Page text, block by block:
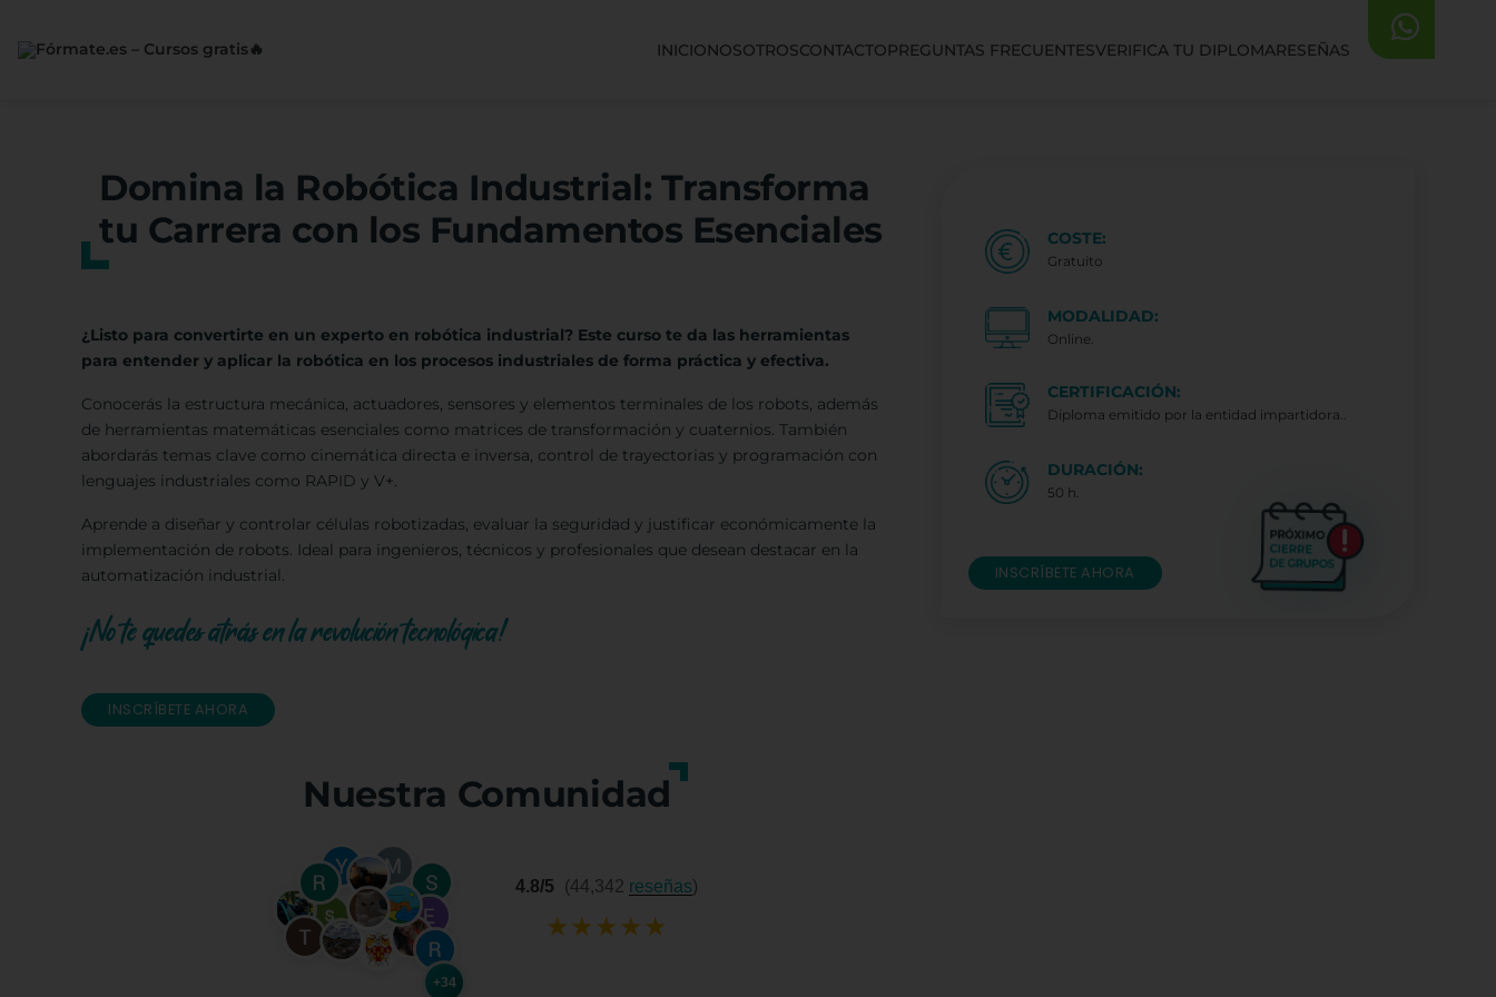
INICIONOSOTROSCONTACTOPREGUNTAS FRECUENTESVERIFICA TU DIPLOMARESEÑAS
Domina la Robótica Industrial: Transforma
tu Carrera con los Fundamentos Esenciales
¿Listo para convertirte en un experto en robótica industrial? Este curso te da las herramientas
para entender y aplicar la robótica en los procesos industriales de forma práctica y efectiva.
Conocerás la estructura mecánica, actuadores, sensores y elementos terminales de los robots, además
de herramientas matemáticas esenciales como matrices de transformación y cuaternios. También
abordarás temas clave como cinemática directa e inversa, control de trayectorias y programación con
lenguajes industriales como RAPID y V+.
Aprende a diseñar y controlar células robotizadas, evaluar la seguridad y justificar económicamente la
implementación de robots. Ideal para ingenieros, técnicos y profesionales que desean destacar en la
automatización industrial.
¡No te quedes atrás en la revolución tecnológica!
INSCRÍBETE AHORA
Nuestra Comunidad
+34
4.8/5 (44,342 reseñas)
★★★★★
COSTE:
Gratuito
MODALIDAD:
Online.
CERTIFICACIÓN:
Diploma emitido por la entidad impartidora..
DURACIÓN:
50 h.
INSCRÍBETE AHORA